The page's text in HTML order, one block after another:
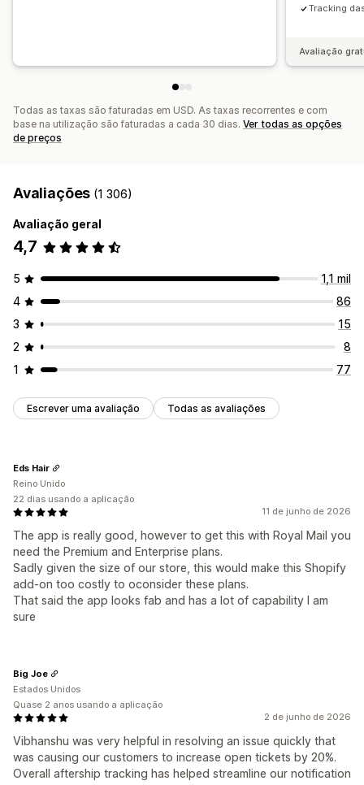
Tracking
Avaliação
Todas as taxas são faturadas em USD. As taxas recorrentes e com
base na utilização são faturadas a cada 30 dias. Ver todas as opções
de preços
Avaliações (1 306)
Avaliação geral
4,7
5
1,1 mil
4
86
3
15
2
8
1
77
Escrever uma avaliação Todas as avaliações
11 de junho de 2026
The app is really good, however to get this with Royal Mail you
need the Premium and Enterprise plans.
Sadly given the size of our store, this would make this Shopify
add-on too costly to oconsider these plans.
That said the app looks fab and has a lot of capability I am
sure
Eds Hair
Reino Unido
22 dias usando a aplicação
2 de junho de 2026
Vibhanshu was very helpful in resolving an issue quickly that
was causing our customers to increase open tickets by 20%.
Overall aftership tracking has helped streamline our notification
Big Joe
Estados Unidos
Quase 2 anos usando a aplicação